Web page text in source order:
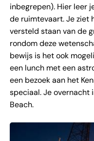
inbegrepen). Hier leer
de ruimtevaart. Je ziet
versteld staan van de
rondom deze
bewijs is het ook
een lunch met een
een bezoek aan het
speciaal. Je overnacht
Beach.